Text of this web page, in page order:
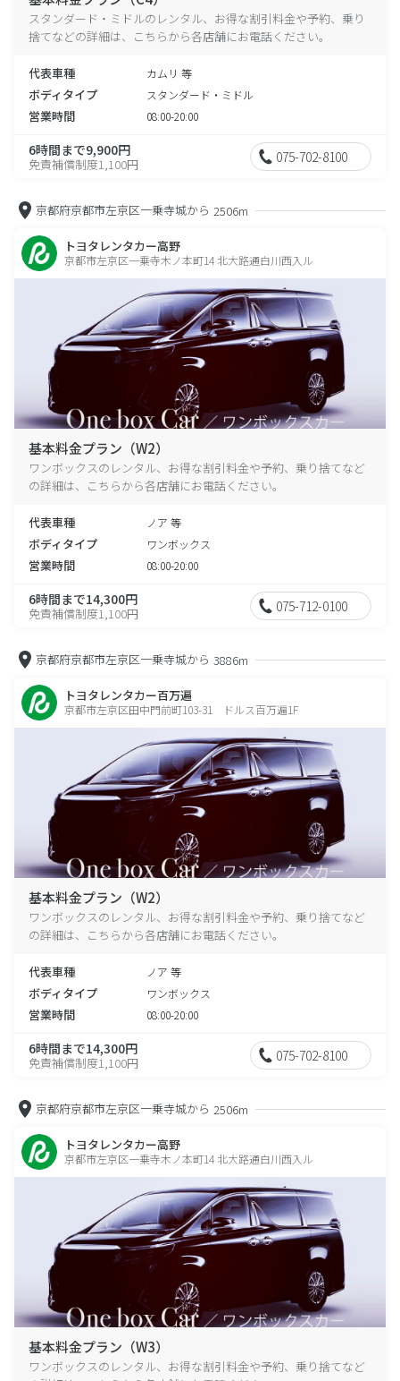
スタンダード・ミドルのレンタル、お得な割引料金や予約、乗り
捨てなどの詳細は、こちらから各店舗にお電話ください。
代表車種 カムリ 等
ボディタイプ スタンダード・ミドル
営業時間 08:00-20:00
6時間まで9,900円
免責補償制度1,100円 075-702-8100
京都府京都市左京区一乗寺城から 2506m
トヨタレンタカー高野
京都市左京区一乗寺木ノ本町14 北大路通白川西入ル
基本料金プラン（W2）
ワンボックスのレンタル、お得な割引料金や予約、乗り捨てなど
の詳細は、こちらから各店舗にお電話ください。
代表車種 ノア 等
ボディタイプ ワンボックス
営業時間 08:00-20:00
6時間まで14,300円
免責補償制度1,100円 075-712-0100
京都府京都市左京区一乗寺城から 3886m
トヨタレンタカー百万遍
京都市左京区田中門前町103-31 ドルス百万遍1F
基本料金プラン（W2）
ワンボックスのレンタル、お得な割引料金や予約、乗り捨てなど
の詳細は、こちらから各店舗にお電話ください。
代表車種 ノア 等
ボディタイプ ワンボックス
営業時間 08:00-20:00
6時間まで14,300円
免責補償制度1,100円 075-702-8100
京都府京都市左京区一乗寺城から 2506m
トヨタレンタカー高野
京都市左京区一乗寺木ノ本町14 北大路通白川西入ル
基本料金プラン（W3）
ワンボックスのレンタル、お得な割引料金や予約、乗り捨てなど